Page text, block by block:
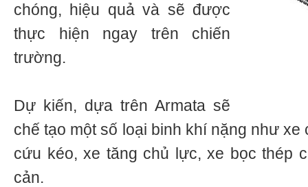
chóng, hiệu quả và sẽ được
thực hiện ngay trên chiến
trường.
Dự kiến, dựa trên Armata sẽ
chế tạo một số loại binh khí nặng như xe
cứu kéo, xe tăng chủ lực, xe bọc thép
cản.